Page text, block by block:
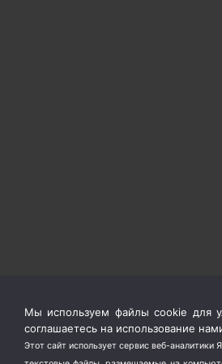
Мы используем файлы cookie для
соглашаетесь на использование
Этот сайт использует сервис веб-